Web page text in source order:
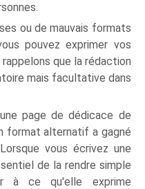
ou de mauvais formats
pouvez exprimer vos
que la rédaction
mais facultative dans
page de dédicace de
format alternatif a gagné
vous écrivez une
de la rendre simple
à ce qu'elle exprime